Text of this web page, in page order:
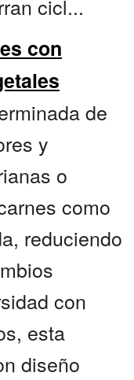
cicl...
con
de
y
o
como
reduciendo
con
esta
diseño